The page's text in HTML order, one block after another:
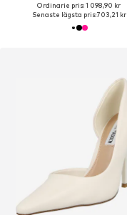
Ordinarie pris: 1 098,90 kr
Senaste lägsta pris:703,21 kr